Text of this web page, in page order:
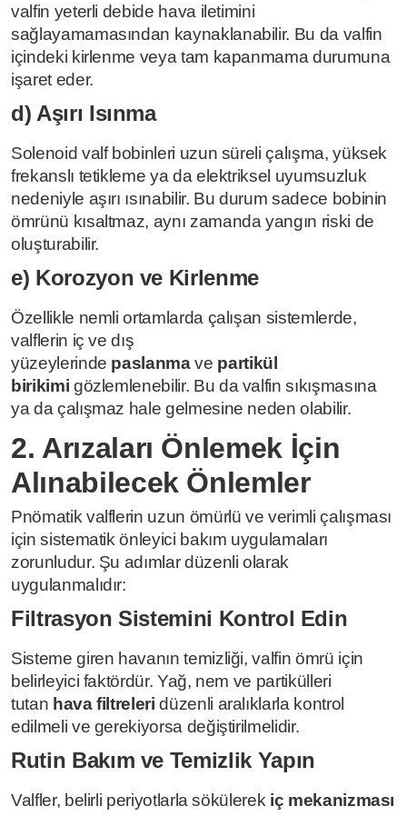
valfin yeterli debide hava iletimini
sağlayamamasından kaynaklanabilir. Bu da valfin
içindeki kirlenme veya tam kapanmama durumuna
işaret eder.
d) Aşırı Isınma
Solenoid valf bobinleri uzun süreli çalışma, yüksek
frekanslı tetikleme ya da elektriksel uyumsuzluk
nedeniyle aşırı ısınabilir. Bu durum sadece bobinin
ömrünü kısaltmaz, aynı zamanda yangın riski de
oluşturabilir.
e) Korozyon ve Kirlenme
Özellikle nemli ortamlarda çalışan sistemlerde,
valflerin iç ve dış
yüzeylerinde paslanmave partikül
birikimi gözlemlenebilir. Bu da valfin sıkışmasına
ya da çalışmaz hale gelmesine neden olabilir.
2. Arızaları Önlemek İçin
Alınabilecek Önlemler
Pnömatik valflerin uzun ömürlü ve verimli çalışması
için sistematik önleyici bakım uygulamaları
zorunludur. Şu adımlar düzenli olarak
uygulanmalıdır:
Filtrasyon Sistemini Kontrol Edin
Sisteme giren havanın temizliği, valfin ömrü için
belirleyici faktördür. Yağ, nem ve partikülleri
tutan hava filtreleri düzenli aralıklarla kontrol
edilmeli ve gerekiyorsa değiştirilmelidir.
Rutin Bakım ve Temizlik Yapın
Valfler, belirli periyotlarla sökülerek iç mekanizması